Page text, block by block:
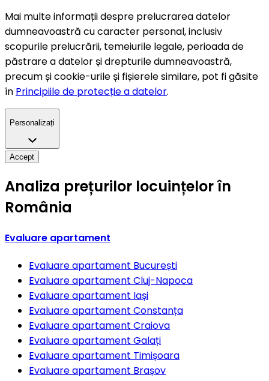
Mai multe informații despre prelucrarea datelor
dumneavoastră cu caracter personal, inclusiv
scopurile prelucrării, temeiurile legale, perioada de
păstrare a datelor și drepturile dumneavoastră,
precum și cookie-urile și fișierele similare, pot fi găsite
în Principiile de protecție a datelor.
Personalizați
Accept
Analiza prețurilor locuințelor în
România
Evaluare apartament
Evaluare apartament București
Evaluare apartament Cluj-Napoca
Evaluare apartament Iași
Evaluare apartament Constanța
Evaluare apartament Craiova
Evaluare apartament Galați
Evaluare apartament Timișoara
Evaluare apartament Brașov